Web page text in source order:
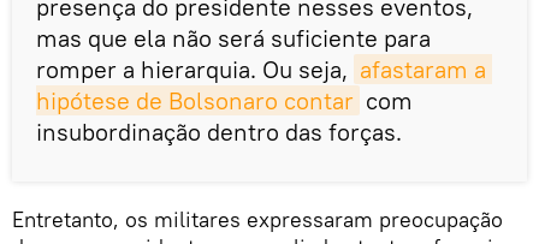
presença do presidente nesses eventos,
mas que ela não será suficiente para
romper a hierarquia. Ou seja, afastaram a
hipótese de Bolsonaro contar com
insubordinação dentro das forças.
Entretanto, os militares expressaram preocupação